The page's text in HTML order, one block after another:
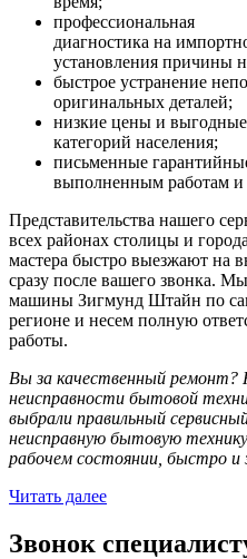
профессиональная
диагностика на
установления причины
быстрое устранение
оригинальных деталей;
низкие цены и
категорий населения;
письменные
выполненным работам и
Представительства нашего
всех районах столицы и
мастера быстро выезжают на
сразу после вашего звонка.
машины Зигмунд Штайн по
регионе и несем полную
работы.
Вы за качественный
неисправности бытовой
выбрали правильный
неисправную бытовую
рабочем состоянии, быстро
Читать далее
Звонок